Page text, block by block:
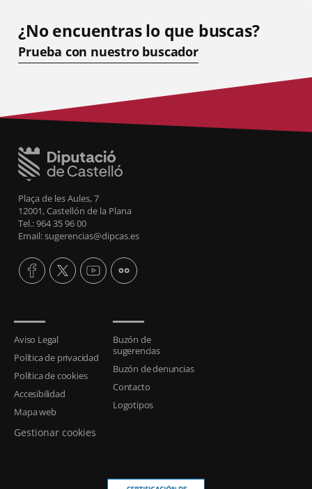
¿No encuentras lo que buscas?
Prueba con nuestro buscador
Plaça de les Aules, 7
12001, Castellón de la Plana
Tel.: 964 35 96 00
Email: sugerencias@dipcas.es
Aviso Legal
Política de privacidad
Política de cookies
Accesibilidad
Mapa web
Gestionar cookies
Buzón de
sugerencias
Buzón de denuncias
Contacto
Logotipos